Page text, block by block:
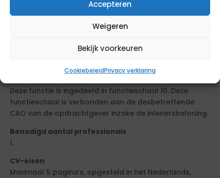
Accepteren
Weigeren
Bekijk voorkeuren
CookiebeleidPrivacy verklaring
Samenwerkingsgericht en verbindend
Deze functie is ingedeeld in functieschaal 10. Deze
functieschaal is verbonden aan de desbetreffende
CAO van de opdrachtgever inzake de inlenersbeloning.
Benodigd aantal professionals
1.
CV-eisen
Maximaal 5 pagina’s, opgesteld in het Nederlands,